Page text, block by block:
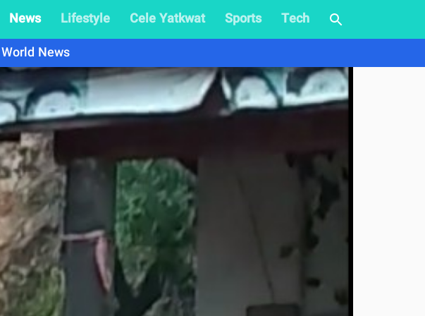
News Lifestyle Cele Yatkwat Sports
Tech
World News